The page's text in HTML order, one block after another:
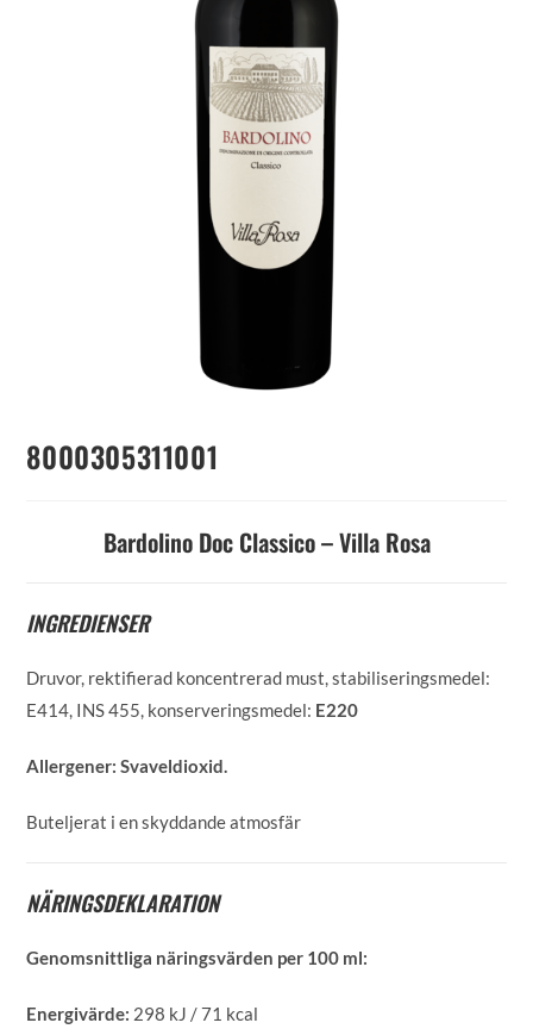
8000305311001
Bardolino Doc Classico – Villa Rosa
INGREDIENSER
Druvor, rektifierad koncentrerad must, stabiliseringsmedel:
E414, INS 455, konserveringsmedel: E220
Allergener: Svaveldioxid.
Buteljerat i en skyddande atmosfär
NÄRINGSDEKLARATION
Genomsnittliga näringsvärden per 100 ml:
Energivärde: 298 kJ / 71 kcal